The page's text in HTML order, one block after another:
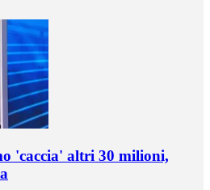
'caccia' altri 30 milioni,